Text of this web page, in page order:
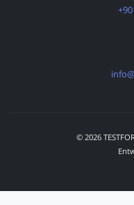
© 2026